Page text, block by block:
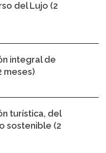
del Lujo (2
integral de
meses)
turística, del
sostenible (2